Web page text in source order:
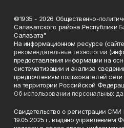
©1935 - 2026 Общественно-
Салаватского района Республики
Салавата"
На информационном ресурсе
рекомендательные технологии
предоставления информации на
систематизации и анализа
предпочтениям пользователей
на территории Российской
Об использовании персональных
Свидетельство о регистрации
19.05.2025 г. выдано управлением